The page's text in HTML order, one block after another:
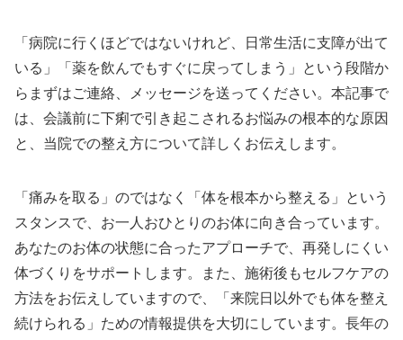
「病院に行くほどではないけれど、日常生活に支障が出て
いる」「薬を飲んでもすぐに戻ってしまう」という段階か
らまずはご連絡、メッセージを送ってください。本記事で
は、会議前に下痢で引き起こされるお悩みの根本的な原因
と、当院での整え方について詳しくお伝えします。
「痛みを取る」のではなく「体を根本から整える」という
スタンスで、お一人おひとりのお体に向き合っています。
あなたのお体の状態に合ったアプローチで、再発しにくい
体づくりをサポートします。また、施術後もセルフケアの
方法をお伝えしていますので、「来院日以外でも体を整え
続けられる」ための情報提供を大切にしています。長年の